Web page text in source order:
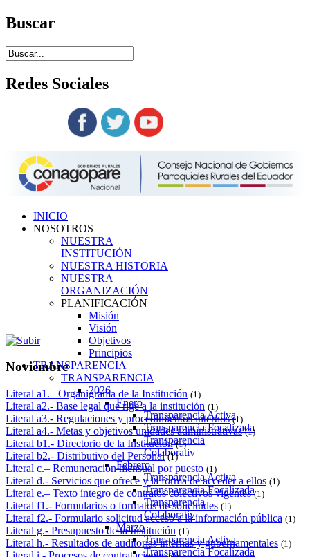
Buscar
Redes Sociales
INICIO
NOSOTROS
NUESTRA
INSTITUCIÓN
NUESTRA HISTORIA
NUESTRA
ORGANIZACIÓN
PLANIFICACIÓN
Misión
Visión
Objetivos
Principios
TRANSPARENCIA
TRANSPARENCIA
2026
Enero
Transparencia Activa
Transparencia Focalizada
Transparencia
Colaborativ
Febrero
Transparencia Activa
Transparencia Focalizada
Transparencia
Colaborativ
Marzo
Transparencia Activa
Transparencia Focalizada
Noviembre
Literal a1.– Organigrama de la Institución (1)
Literal a2.- Base legal que rige a la institución (1)
Literal a3.- Regulaciones y procedimientos internos (1)
Literal a4.- Metas y objetivos unidades administrativas (1)
Literal b1.- Directorio de la Institución (1)
Literal b2.- Distributivo del Personal (1)
Literal c.– Remuneración mensual por puesto (1)
Literal d.- Servicios que ofrece y la forma de acceder a ellos (1)
Literal e.– Texto íntegro de contratos colectivos vigentes (1)
Literal f1.- Formularios o formatos de solicitudes (1)
Literal f2.- Formulario solicitud acceso a la información pública (1)
Literal g.- Presupuesto de la Institución (1)
Literal h.- Resultados de auditorías internas y gubernamentales (1)